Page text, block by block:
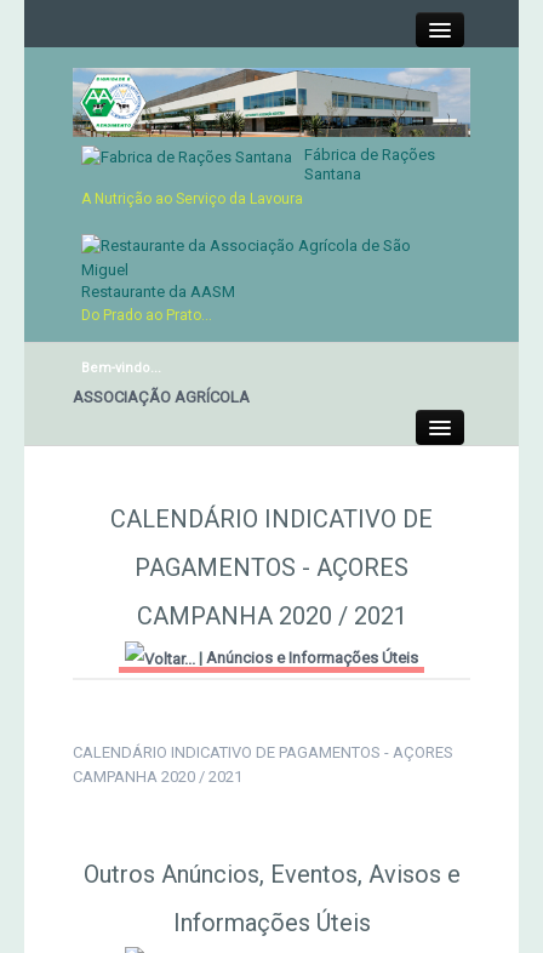
Contactos
Serviços
Publicações AASM
Fábrica de Rações
Santana
A Nutrição ao Serviço da Lavoura
Restaurante da AASM
Do Prado ao Prato...
Bem-vindo...
DA ASSOCIAÇÃO AGRÍCOLA
MERCADO AGRÍCOLA DE SANTANA
CALENDÁRIO INDICATIVO DE
PAGAMENTOS - AÇORES
CAMPANHA 2020 / 2021
| Anúncios e Informações Úteis
CALENDÁRIO INDICATIVO DE PAGAMENTOS - AÇORES
CAMPANHA 2020 / 2021
Outros Anúncios, Eventos, Avisos e
Informações Úteis